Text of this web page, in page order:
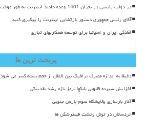
در دولت رئیسی در بحران 1401 وعده دادند اینترنت به طور موقت قطع می شود اما ماندگار شد
آقای رئیس جمهوری دستور بازگشایی اینترنت را پیگیری کنید
آمادگی ایران و اسپانیا برای توسعه همکاریهای تجاری
پربحث ترین ها
دقیقا به اندازه مصرف ترافیک بین الملل از حجم بسته کسر می شود
افزایش سپرده قانونی بانکها ترمز تازه رشد نقدینگی
آغاز بازسازی پالایشگاه سوم پارس جنوبی
خردسالان در تونل وحشت فیلترشکن ها